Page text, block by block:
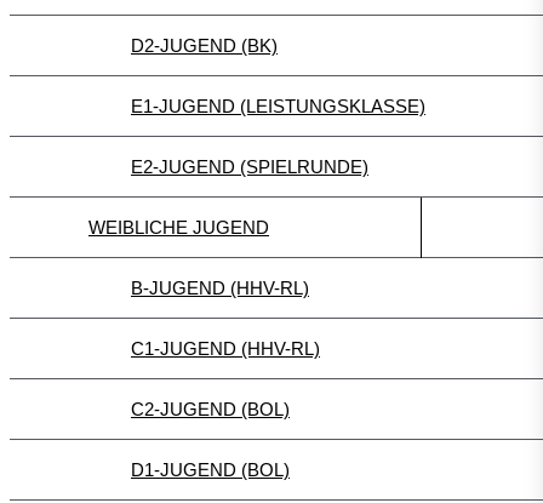
D2-JUGEND (BK)
E1-JUGEND (LEISTUNGSKLASSE)
E2-JUGEND (SPIELRUNDE)
WEIBLICHE JUGEND
B-JUGEND (HHV-RL)
C1-JUGEND (HHV-RL)
C2-JUGEND (BOL)
D1-JUGEND (BOL)